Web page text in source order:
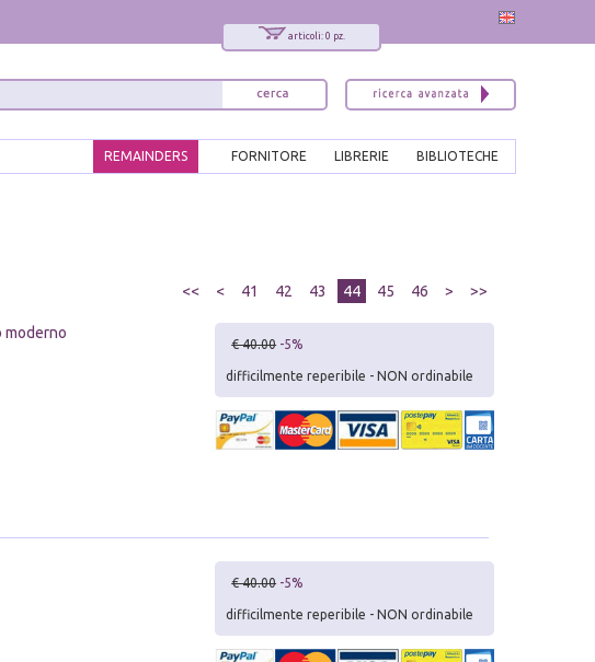
articoli: 0 pz.
BIBLIOTECHE
LIBRERIE
FORNITORE
REMAINDERS
<< < 41 42 43 44 45 46 > >>
moderno
€ 40.00 -5%
difficilmente reperibile - NON ordinabile
€ 40.00 -5%
difficilmente reperibile - NON ordinabile